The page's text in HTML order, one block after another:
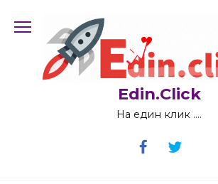
Edin.Click
На един клик ….